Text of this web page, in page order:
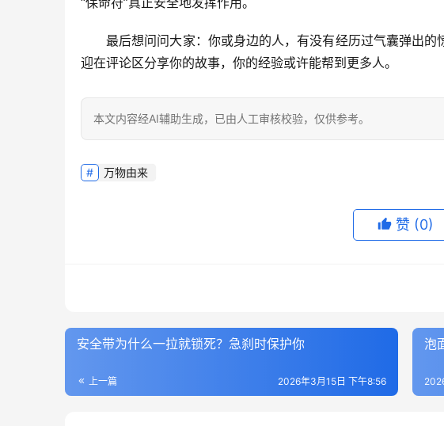
最后想问问大家 ：你或身边的人，有没有经历过气囊弹出
迎在评论区分享你的故事，你的经验或许能帮到更多人。
本文内容经AI辅助生成，已由人工审核校验，仅供参考。
万物由来
赞 (0)
安全带为什么一拉就锁死？急刹时保护你
上一篇 2026年3月15日 下午8:56
泡